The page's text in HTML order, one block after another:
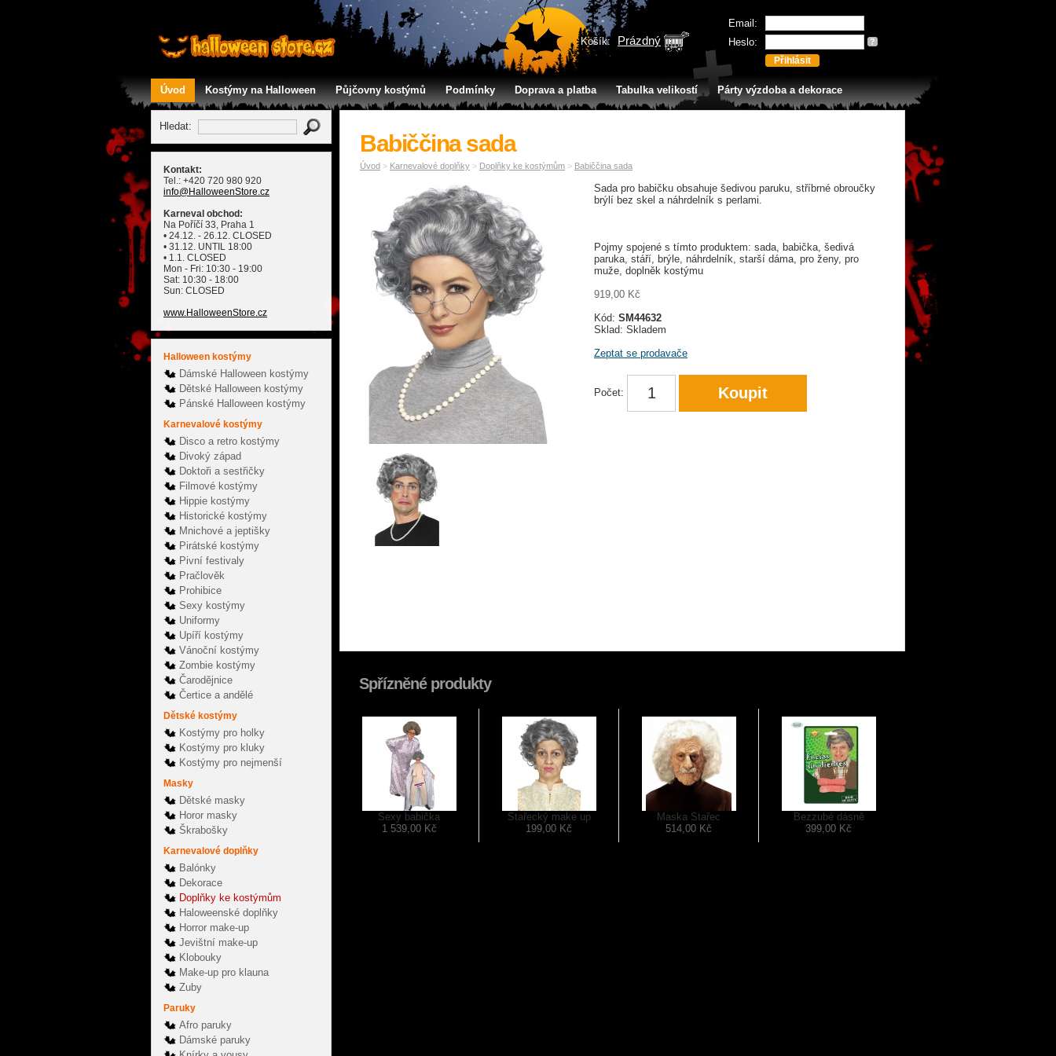
Email:
Heslo:
?
Košík: Prázdný
Úvod Kostýmy na Halloween Půjčovny kostýmů Podmínky Doprava a platba Tabulka velikostí
Párty výzdoba a dekorace
Kontakt
Hledat:
Kontakt:
Tel.: +420 720 980 920
info@HalloweenStore.cz
Karneval obchod:
Na Poříčí 33, Praha 1
• 24.12. - 26.12. CLOSED
• 31.12. UNTIL 18:00
• 1.1. CLOSED
Mon - Fri: 10:30 - 19:00
Sat: 10:30 - 18:00
Sun: CLOSED
www.HalloweenStore.cz
Halloween kostýmy
Dámské Halloween kostýmy
Dětské Halloween kostýmy
Pánské Halloween kostýmy
Karnevalové kostýmy
Disco a retro kostýmy
Divoký západ
Doktoři a sestřičky
Filmové kostýmy
Hippie kostýmy
Historické kostýmy
Mnichové a jeptišky
Pirátské kostýmy
Pivní festivaly
Pračlověk
Prohibice
Sexy kostýmy
Uniformy
Upíří kostýmy
Vánoční kostýmy
Zombie kostýmy
Čarodějnice
Čertice a andělé
Dětské kostýmy
Kostýmy pro holky
Kostýmy pro kluky
Kostýmy pro nejmenší
Masky
Dětské masky
Horor masky
Škrabošky
Karnevalové doplňky
Balónky
Dekorace
Doplňky ke kostýmům
Haloweenské doplňky
Horror make-up
Jevištní make-up
Klobouky
Make-up pro klauna
Zuby
Paruky
Afro paruky
Dámské paruky
Babiččina sada
Úvod > Karnevalové doplňky > Doplňky ke kostýmům > Babiččina sada
Sada pro babičku obsahuje šedivou paruku, stříbrné obroučky
brýlí bez skel a náhrdelník s perlami.
Pojmy spojené s tímto produktem: sada, babička, šedivá
paruka, stáří, brýle, náhrdelník, starší dáma, pro ženy, pro
muže, doplněk kostýmu
919,00 Kč
Kód: SM44632
Sklad: Skladem
Zeptat se prodavače
Počet:
Spřízněné produkty
Sexy babička
1 539,00 Kč
Stařecký make up
199,00 Kč
Maska Stařec
514,00 Kč
Bezzubé dásně
399,00 Kč